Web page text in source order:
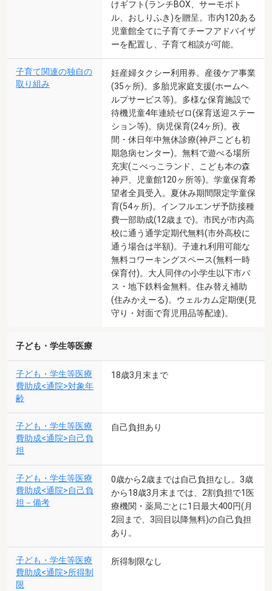
けギフト(ランチBOX、サーモボト
ル、おしりふき)を贈呈。市内120ある
児童館全てに子育てチーフアドバイザ
ーを配置し、子育て相談が可能。
子育て関連の独自の
取り組み
妊産婦タクシー利用券。産後ケア事業
(35ヶ所)。多胎児家庭支援(ホームヘ
ルプサービス等)。多様な保育施設で
待機児童4年連続ゼロ(保育送迎ステー
ション等)。病児保育(24ヶ所)。夜
間・休日年中無休診療(神戸こども初
期急病センター)。無料で遊べる場所
充実(こべっこランド、こども本の森
神戸、児童館120ヶ所等)。学童保育希
望者全員受入。夏休み期間限定学童保
育(54ヶ所)。インフルエンザ予防接種
費一部助成(12歳まで)。市民が市内高
校に通う通学定期代無料(市外高校に
通う場合は半額)。子連れ利用可能な
無料コワーキングスペース(無料一時
保育付)。大人同伴の小学生以下市バ
ス・地下鉄料金無料。住み替え補助
(住みかえーる)。ウェルカム定期便(見
守り・対面で育児用品等配達)。
子ども・学生等医療
子ども・学生等医療
費助成<通院>対象年
齢
18歳3月末まで
子ども・学生等医療
費助成<通院>自己負
担
自己負担あり
子ども・学生等医療
費助成<通院>自己負
担－備考
0歳から2歳までは自己負担なし。3歳
から18歳3月末までは、2割負担で1医
療機関・薬局ごとに1日最大400円(月
2回まで、3回目以降無料)の自己負担
あり。
子ども・学生等医療
費助成<通院>所得制
限
所得制限なし